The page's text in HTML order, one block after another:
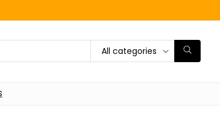
All categories